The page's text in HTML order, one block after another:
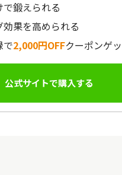
鍛えられる
効果を高められる
で2,000円OFFクーポンゲッ
公式サイトで購入する